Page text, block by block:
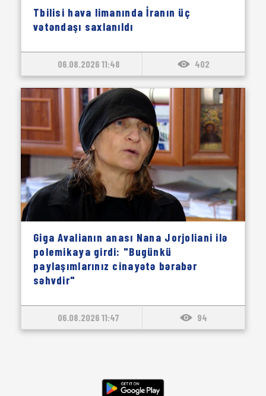
Tbilisi hava limanında İranın üç
vətəndaşı saxlanıldı
06.08.2026 11:48 402
Giga Avalianın anası Nana Jorjoliani ilə
polemikaya girdi: "Bugünkü
paylaşımlarınız cinayətə bərabər
səhvdir"
06.08.2026 11:47 94